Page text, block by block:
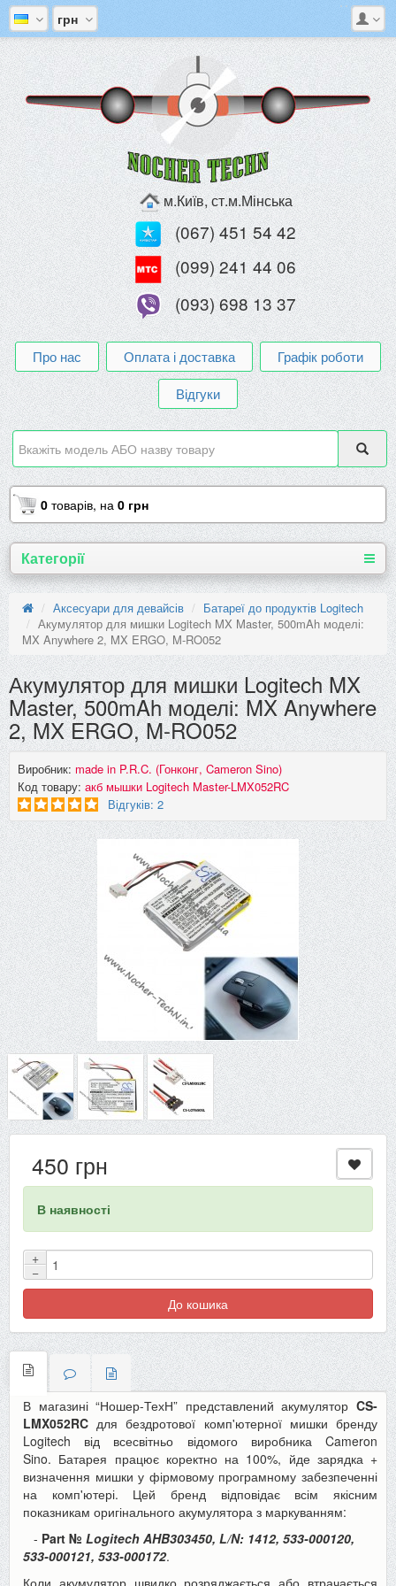
грн
м.Київ, ст.м.Мінська
(067) 451 54 42
(099) 241 44 06
(093) 698 13 37
Про нас Оплата і доставка
Графік роботи
Відгуки
0 товарів, на 0 грн
Категорії
Аксесуари для девайсів
Батареї до продуктів Logitech
Акумулятор для мишки Logitech MX Master, 500mAh моделі:
MX Anywhere 2, MX ERGO, M-RO052
Акумулятор для мишки Logitech MX
Master, 500mAh моделі: MX Anywhere
2, MX ERGO, M-RO052
Виробник: made in P.R.C. (Гонконг, Cameron Sino)
Код товару: акб мышки Logitech Master-LMX052RC
Відгуків: 2
450 грн
В наявності
+
−
До кошика
В магазині “Ношер-ТехН” представлений акумулятор CS-
LMX052RC для бездротової комп'ютерної мишки бренду
Logitech від всесвітньо відомого виробника Cameron
Sino. Батарея працює коректно на 100%, йде зарядка +
визначення мишки у фірмовому програмному забезпеченні
на комп'ютері. Цей бренд відповідає всім якісним
показникам оригінального акумулятора з маркуванням:
- Part № Logitech AHB303450, L/N: 1412, 533-000120,
533-000121, 533-000172.
Коли акумулятор швидко розряджається або втрачається